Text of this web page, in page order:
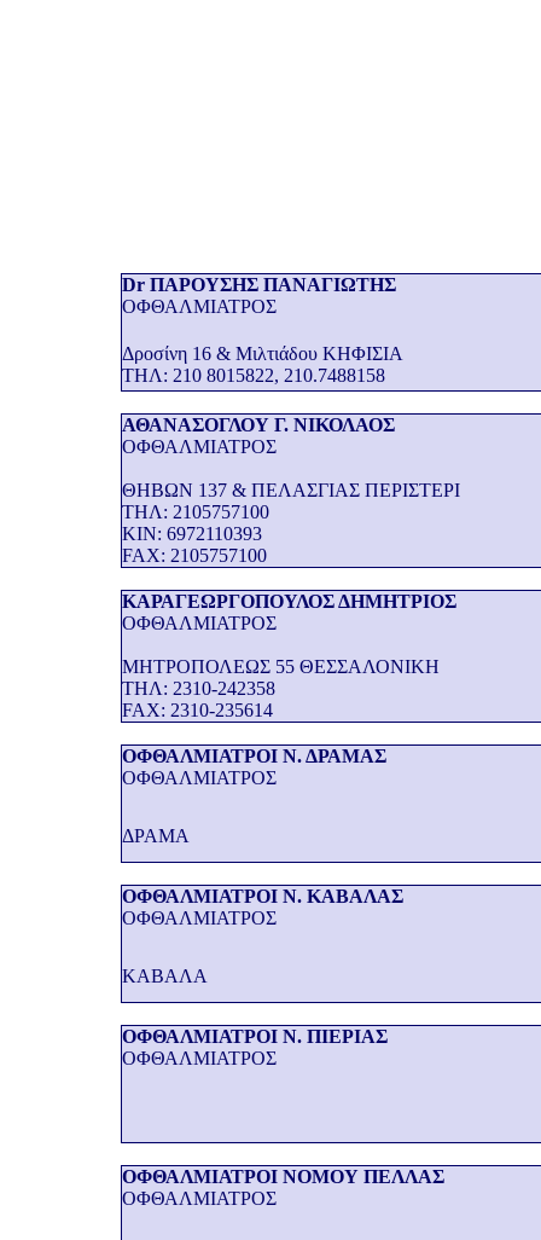
Dr ΠΑΡΟΥΣΗΣ ΠΑΝΑΓΙΩΤΗΣ
ΟΦΘΑΛΜΙΑΤΡΟΣ
Δροσίνη 16 & Μιλτιάδου ΚΗΦΙΣΙΑ
THΛ: 210 8015822, 210.7488158
ΑΘΑΝΑΣΟΓΛΟΥ Γ. ΝΙΚΟΛΑΟΣ
ΟΦΘΑΛΜΙΑΤΡΟΣ
ΘΗΒΩΝ 137 & ΠΕΛΑΣΓΙΑΣ ΠΕΡΙΣΤΕΡΙ
THΛ: 2105757100
KIN: 6972110393
FAX: 2105757100
ΚΑΡΑΓΕΩΡΓΟΠΟΥΛΟΣ ΔΗΜΗΤΡΙΟΣ
ΟΦΘΑΛΜΙΑΤΡΟΣ
ΜΗΤΡΟΠΟΛΕΩΣ 55 ΘΕΣΣΑΛΟΝΙΚΗ
THΛ: 2310-242358
FAX: 2310-235614
ΟΦΘΑΛΜΙΑΤΡΟΙ Ν. ΔΡΑΜΑΣ
ΟΦΘΑΛΜΙΑΤΡΟΣ
ΔΡΑΜΑ
ΟΦΘΑΛΜΙΑΤΡΟΙ Ν. ΚΑΒΑΛΑΣ
ΟΦΘΑΛΜΙΑΤΡΟΣ
ΚΑΒΑΛΑ
ΟΦΘΑΛΜΙΑΤΡΟΙ Ν. ΠΙΕΡΙΑΣ
ΟΦΘΑΛΜΙΑΤΡΟΣ
ΟΦΘΑΛΜΙΑΤΡΟΙ ΝΟΜΟΥ ΠΕΛΛΑΣ
ΟΦΘΑΛΜΙΑΤΡΟΣ